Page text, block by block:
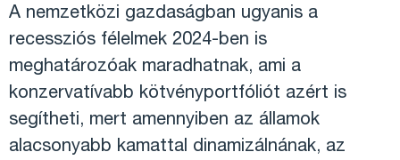
A nemzetközi gazdaságban ugyanis a
recessziós félelmek 2024-ben is
meghatározóak maradhatnak, ami a
konzervatívabb kötvényportfóliót azért is
segítheti, mert amennyiben az államok
alacsonyabb kamattal dinamizálnának, az